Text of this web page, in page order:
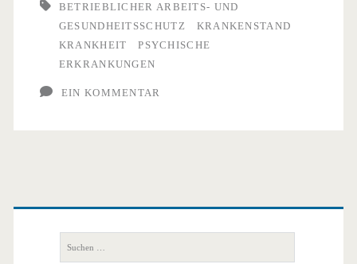
BETRIEBLICHER ARBEITS- UND
GESUNDHEITSSCHUTZ
KRANKENSTAND
KRANKHEIT
PSYCHISCHE
ERKRANKUNGEN
EIN KOMMENTAR
Primäre
Seitenleiste
nach: